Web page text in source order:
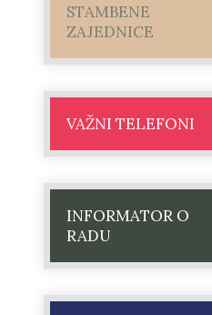
STAMBENE
ZAJEDNICE
VAŽNI TELEFONI
INFORMATOR O
RADU